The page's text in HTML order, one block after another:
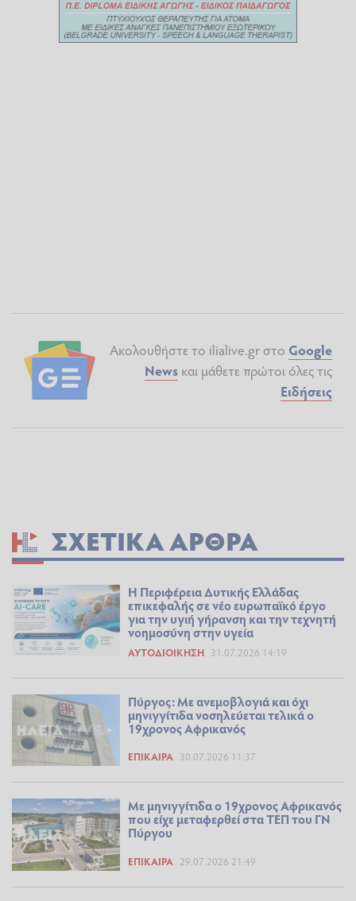
Ακολουθήστε το ilialive.gr στο Google
News και μάθετε πρώτοι όλες τις
Ειδήσεις
ΣΧΕΤΙΚΆ ΆΡΘΡΑ
Η Περιφέρεια Δυτικής Ελλάδας
επικεφαλής σε νέο ευρωπαϊκό έργο
για την υγιή γήρανση και την τεχνητή
νοημοσύνη στην υγεία
ΑΥΤΟΔΙΟΊΚΗΣΗ 31.07.2026 14:19
Πύργος: Με ανεμοβλογιά και όχι
μηνιγγίτιδα νοσηλεύεται τελικά ο
19χρονος Αφρικανός
ΕΠΊΚΑΙΡΑ 30.07.2026 11:37
Με μηνιγγίτιδα ο 19χρονος Αφρικανός
που είχε μεταφερθεί στα ΤΕΠ του ΓΝ
Πύργου
ΕΠΊΚΑΙΡΑ 29.07.2026 21:49